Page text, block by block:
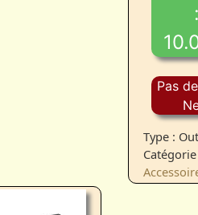
:
Pas
Type :